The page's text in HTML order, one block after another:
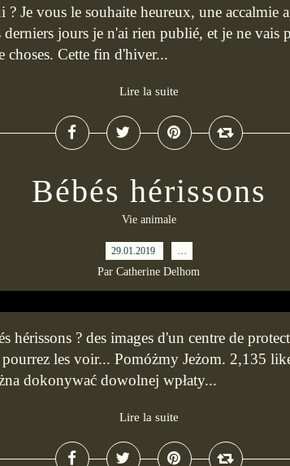
Je vous le souhaite heureux, une accalmie
jours je n'ai rien publié, et je ne vais
choses. Cette fin d'hiver...
Lire la suite
Bébés hérissons
Vie animale
29.01.2019 …
Par Catherine Delhom
hérissons ? des images d'un centre de
les voir... Pomóżmy Jeżom. 2,135
dokonywać dowolnej wpłaty...
Lire la suite